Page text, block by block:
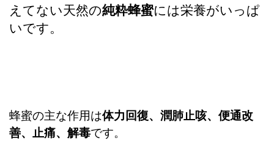
えてない天然の純粋蜂蜜には栄養がいっぱ
いです。
蜂蜜の主な作用は体力回復、潤肺止咳、便通改
善、止痛、解毒です。